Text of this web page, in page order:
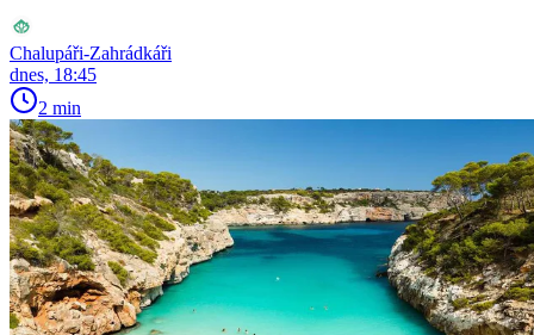
Chalupáři-Zahrádkáři
dnes, 18:45
2 min